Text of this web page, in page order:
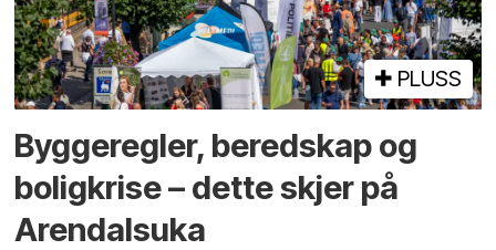
PLUSS
Bygge­regler, beredskap og
bolig­krise – dette skjer på
Arendals­uka